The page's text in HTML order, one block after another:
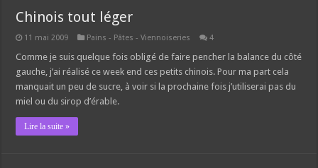
Chinois tout léger
11 mai 2009 Pains - Pâtes - Viennoiseries 4
Comme je suis quelque fois obligé de faire pencher la balance du côté
gauche, j’ai réalisé ce week end ces petits chinois. Pour ma part cela
manquait un peu de sucre, à voir si la prochaine fois j’utiliserai pas du
miel ou du sirop d’érable.
Lire la suite »